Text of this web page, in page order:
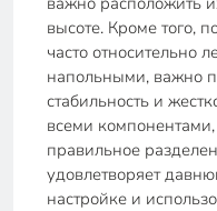
высоте. Кроме того,
часто относительно
напольными, важно
стабильность и
всеми
правильное
удовлетворяет
настройке и